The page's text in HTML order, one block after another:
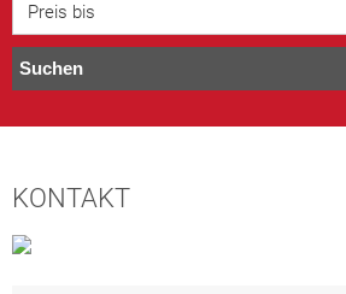
Preis bis
Suchen
KONTAKT